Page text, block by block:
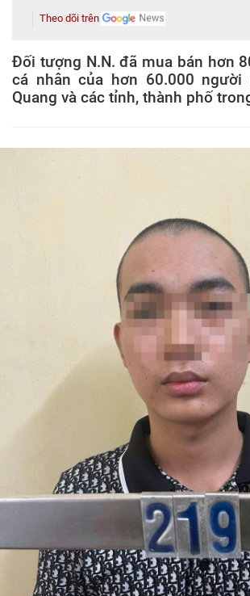
Theo dõi trên
Đối tượng N.N. đã mua bán hơn
cá nhân của hơn 60.000 người
Quang và các tỉnh, thành phố